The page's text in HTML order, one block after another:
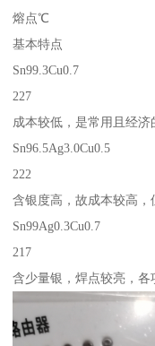
熔点℃
基本特点
Sn99.3Cu0.7
227
成本较低，是常用且经
Sn96.5Ag3.0Cu0.5
222
含银度高，故成本较高，
Sn99Ag0.3Cu0.7
217
含少量银，焊点较亮，各